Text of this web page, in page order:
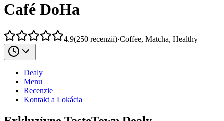
Café DoHa
4.9(250 recenzií)·Coffee, Matcha, Healthy
Dealy
Menu
Recenzie
Kontakt a Lokácia